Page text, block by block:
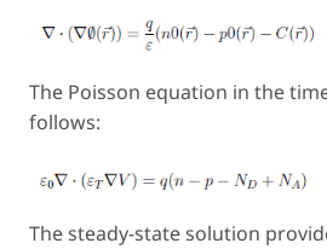
The Poisson equation in the
follows:
The steady-state solution